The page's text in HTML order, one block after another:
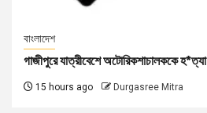
বাংলাদেশ
গাজীপুরে যাত্রীবেশে অটোরিকশাচালককে হ*ত্যা
15 hours ago Durgasree Mitra